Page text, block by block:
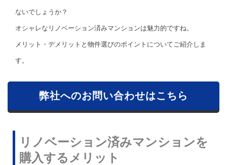
ないでしょうか？
オシャレなリノベーション済みマンションは魅力的ですね。
メリット・デメリットと物件選びのポイントについてご紹介しま
す。
弊社へのお問い合わせはこちら
リノベーション済みマンションを
購入するメリット